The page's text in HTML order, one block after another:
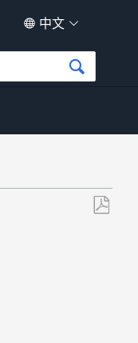
中文